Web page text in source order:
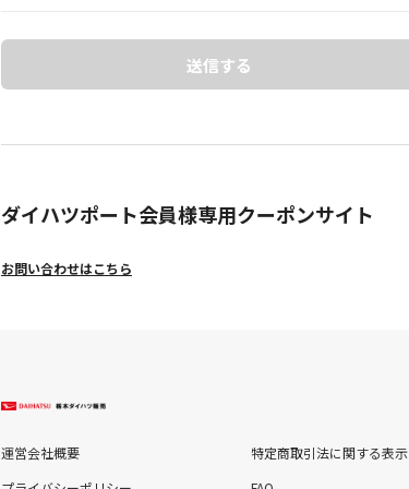
送信する
ダイハツポート会員様専用クーポンサイト
お問い合わせはこちら
運営会社概要 特定商取引法に関する表示